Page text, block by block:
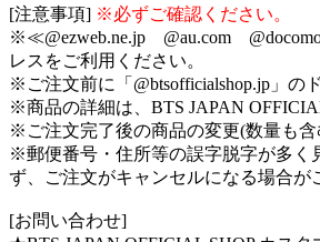
[注意事項] ※必ずご確認ください。
※≪@ezweb.ne.jp @au.com
レスをご利用ください。
※ご注文前に「@btsofficialshop.jp」の
※商品の詳細は、BTS JAPAN
※ご注文完了後の商品の変更(数量も
※郵便番号・住所等の誤字脱字が多く
ず、ご注文がキャンセルになる場合が
[お問い合わせ]